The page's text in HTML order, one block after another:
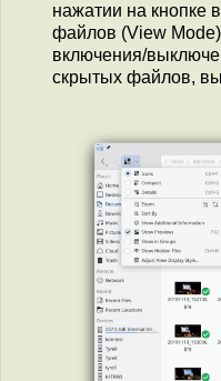
нажатии на кнопке
файлов (View
включения/
скрытых файлов,